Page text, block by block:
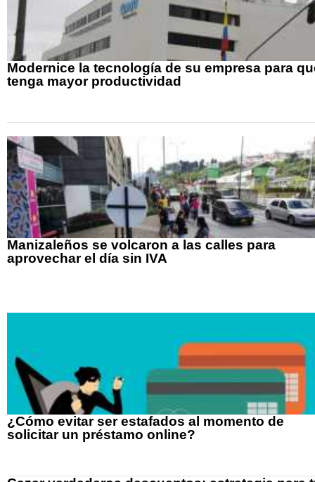
Modernice la tecnología de su empresa para
tenga mayor productividad
Manizaleños se volcaron a las calles para
aprovechar el día sin IVA
¿Cómo evitar ser estafados al momento de
solicitar un préstamo online?